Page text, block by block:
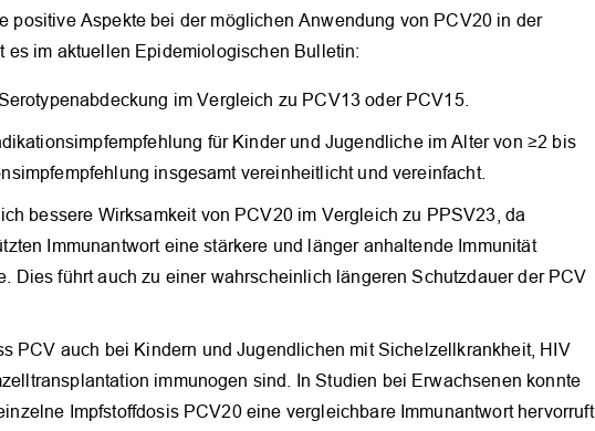
positive Aspekte bei der möglichen Anwendung von PCV20 in der
es im aktuellen Epidemiologischen Bulletin:
im Vergleich zu PCV13 oder PCV15.
für Kinder und Jugendliche im Alter von ≥2 bis
insgesamt vereinheitlicht und vereinfacht.
bessere Wirksamkeit von PCV20 im Vergleich zu PPSV23, da
Immunantwort eine stärkere und länger anhaltende Immunität
Dies führt auch zu einer wahrscheinlich längeren Schutzdauer der PCV
PCV auch bei Kindern und Jugendlichen mit Sichelzellkrankheit, HIV
immunogen sind. In Studien bei Erwachsenen konnte
Impfstoffdosis PCV20 eine vergleichbare Immunantwort hervorruft